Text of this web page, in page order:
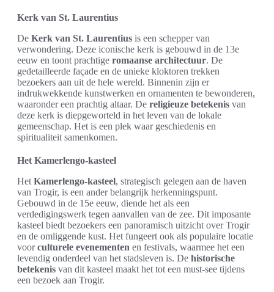
Kerk van St. Laurentius
De Kerk van St. Laurentius is een schepper van
verwondering. Deze iconische kerk is gebouwd in de 13e
eeuw en toont prachtige romaanse architectuur. De
gedetailleerde façade en de unieke kloktoren trekken
bezoekers aan uit de hele wereld. Binnenin zijn er
indrukwekkende kunstwerken en ornamenten te bewonderen,
waaronder een prachtig altaar. De religieuze betekenis van
deze kerk is diepgeworteld in het leven van de lokale
gemeenschap. Het is een plek waar geschiedenis en
spiritualiteit samenkomen.
Het Kamerlengo-kasteel
Het Kamerlengo-kasteel, strategisch gelegen aan de haven
van Trogir, is een ander belangrijk herkenningspunt.
Gebouwd in de 15e eeuw, diende het als een
verdedigingswerk tegen aanvallen van de zee. Dit imposante
kasteel biedt bezoekers een panoramisch uitzicht over Trogir
en de omliggende kust. Het fungeert ook als populaire locatie
voorculturele evenementen en festivals, waarmee het een
levendig onderdeel van het stadsleven is. De historische
betekenis van dit kasteel maakt het tot een must-see tijdens
een bezoek aan Trogir.